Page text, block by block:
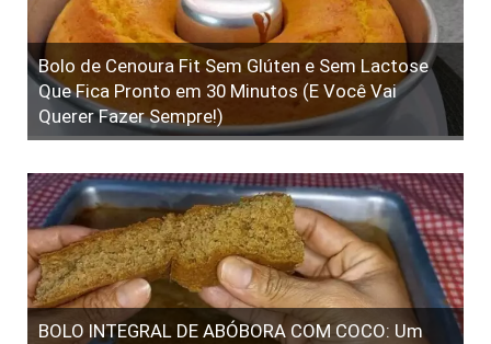
Bolo de Cenoura Fit Sem Glúten e Sem Lactose
Que Fica Pronto em 30 Minutos (E Você Vai
Querer Fazer Sempre!)
BOLO INTEGRAL DE ABÓBORA COM COCO: Um